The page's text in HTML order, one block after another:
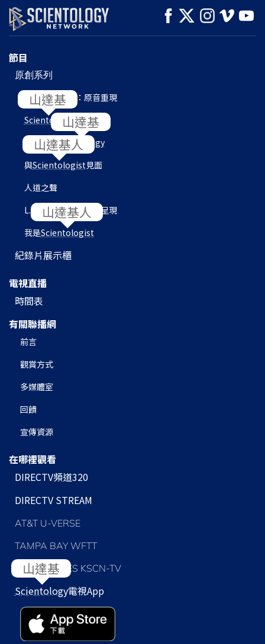
觀看 探索系列節目
節目
原創系列
L. 羅恩 賀伯特：原音重現
Scientology 內部
目的地：Scientology
與Scientologist見面
人道之聲
L. 羅恩 賀伯特圖書館呈現
我是Scientologist
紀錄片展示櫃
電視直播
時間表
有關聯播網
前言
觀賞方式
多媒體室
回饋
宣傳資源
在哪裡觀看
DIRECTV頻道320
DIRECTV STREAM
AT&T U-VERSE
TAMPA BAY WFTT
LOS ANGELES KSCN-TV
Scientology電視App